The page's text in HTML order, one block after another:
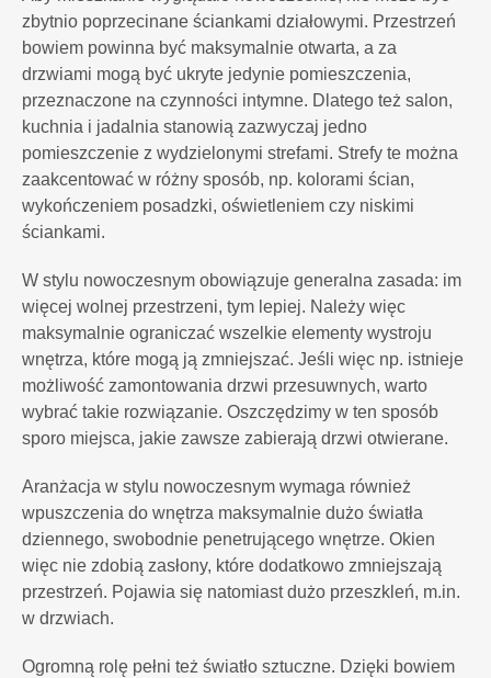
zbytnio poprzecinane ściankami działowymi. Przestrzeń
bowiem powinna być maksymalnie otwarta, a za
drzwiami mogą być ukryte jedynie pomieszczenia,
przeznaczone na czynności intymne. Dlatego też salon,
kuchnia i jadalnia stanowią zazwyczaj jedno
pomieszczenie z wydzielonymi strefami. Strefy te można
zaakcentować w różny sposób, np. kolorami ścian,
wykończeniem posadzki, oświetleniem czy niskimi
ściankami.
W stylu nowoczesnym obowiązuje generalna zasada: im
więcej wolnej przestrzeni, tym lepiej. Należy więc
maksymalnie ograniczać wszelkie elementy wystroju
wnętrza, które mogą ją zmniejszać. Jeśli więc np. istnieje
możliwość zamontowania drzwi przesuwnych, warto
wybrać takie rozwiązanie. Oszczędzimy w ten sposób
sporo miejsca, jakie zawsze zabierają drzwi otwierane.
Aranżacja w stylu nowoczesnym wymaga również
wpuszczenia do wnętrza maksymalnie dużo światła
dziennego, swobodnie penetrującego wnętrze. Okien
więc nie zdobią zasłony, które dodatkowo zmniejszają
przestrzeń. Pojawia się natomiast dużo przeszkleń, m.in.
w drzwiach.
Ogromną rolę pełni też światło sztuczne. Dzięki bowiem